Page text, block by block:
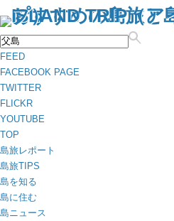
FEED
FACEBOOK PAGE
TWITTER
FLICKR
YOUTUBE
TOP
島旅レポート
島旅TIPS
島を知る
島に住む
島ニュース